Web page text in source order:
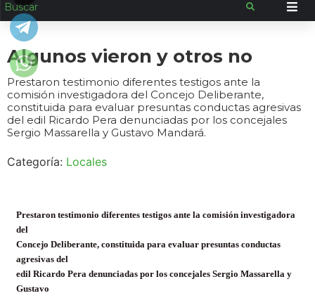
Algunos vieron y otros no
Prestaron testimonio diferentes testigos ante la
comisión investigadora del Concejo Deliberante,
constituida para evaluar presuntas conductas agresivas
del edil Ricardo Pera denunciadas por los concejales
Sergio Massarella y Gustavo Mandará.
Categoría: Locales
Prestaron testimonio diferentes testigos ante la comisión investigadora
del
Concejo Deliberante, constituida para evaluar presuntas conductas
agresivas del
edil Ricardo Pera denunciadas por los concejales Sergio Massarella y
Gustavo